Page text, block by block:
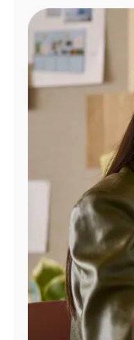
Administrar
cuenta
Encuentra
tienda